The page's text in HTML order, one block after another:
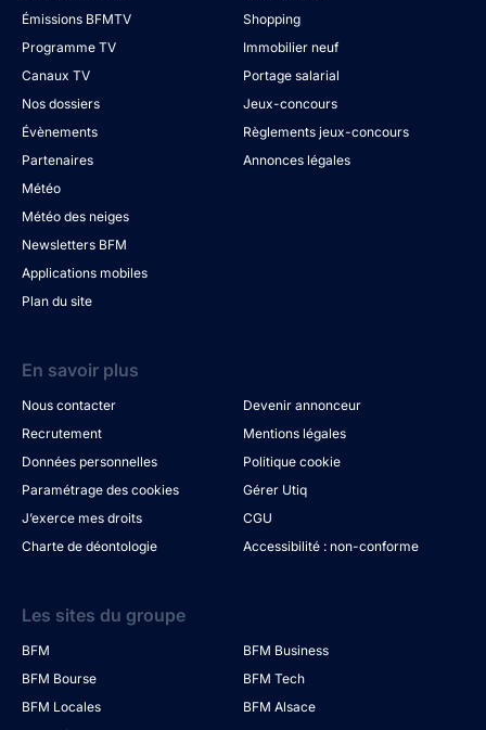
Émissions BFMTV
Programme TV
Canaux TV
Nos dossiers
Évènements
Partenaires
Météo
Météo des neiges
Newsletters BFM
Applications mobiles
Plan du site
Shopping
Immobilier neuf
Portage salarial
Jeux-concours
Règlements jeux-concours
Annonces légales
En savoir plus
Nous contacter
Devenir annonceur
Recrutement
Mentions légales
Données personnelles
Politique cookie
Paramétrage des cookies
Gérer Utiq
J’exerce mes droits
CGU
Charte de déontologie
Accessibilité : non-conforme
Les sites du groupe
BFM
BFM Business
BFM Bourse
BFM Tech
BFM Locales
BFM Alsace